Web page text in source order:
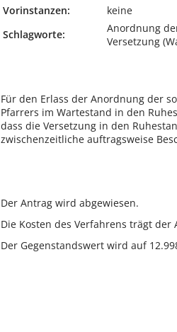
Vorinstanzen:
keine
Schlagworte:
Anordnung
Versetzung
Für den Erlass der Anordnung der
Pfarrers im Wartestand in den
dass die Versetzung in den
zwischenzeitliche auftragsweise
Der Antrag wird abgewiesen.
Die Kosten des Verfahrens trägt der
Der Gegenstandswert wird auf